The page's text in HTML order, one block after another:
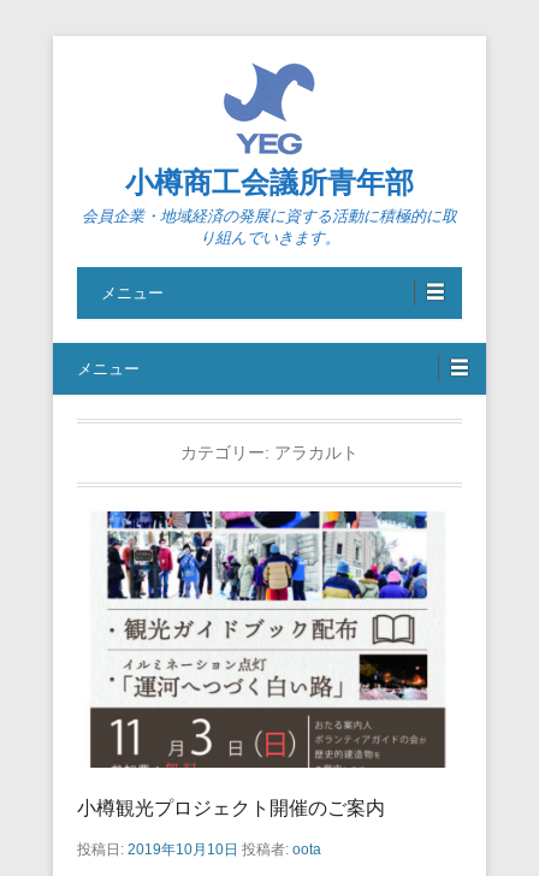
小樽商工会議所青年部
会員企業・地域経済の発展に資する活動に積極的に取
り組んでいきます。
メニュー
メニュー
カテゴリー: アラカルト
小樽観光プロジェクト開催のご案内
投稿日: 2019年10月10日 投稿者: oota